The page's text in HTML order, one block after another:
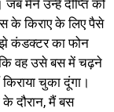
मैंने उन्हें दीप्ति को
के किराए के लिए पैसे
कंडक्टर का फोन
वह उसे बस में चढ़ने
चुका दूंगा।
के दौरान, मैं बस